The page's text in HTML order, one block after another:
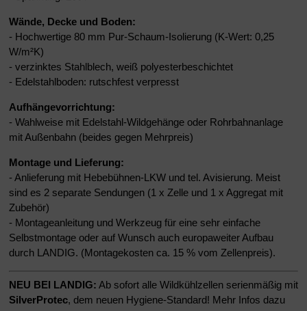
Wände, Decke und Boden:
- Hochwertige 80 mm Pur-Schaum-Isolierung (K-Wert: 0,25
W/m²K)
- verzinktes Stahlblech, weiß polyesterbeschichtet
- Edelstahlboden: rutschfest verpresst
Aufhängevorrichtung:
- Wahlweise mit Edelstahl-Wildgehänge oder Rohrbahnanlage
mit Außenbahn (beides gegen Mehrpreis)
Montage und Lieferung:
-Anlieferung mit Hebebühnen-LKW und tel. Avisierung. Meist
sind es 2 separate Sendungen (1 x Zelle und 1 x Aggregat mit
Zubehör)
- Montageanleitung und Werkzeug für eine sehr einfache
Selbstmontage oder auf Wunsch auch europaweiter Aufbau
durch LANDIG. (Montagekosten ca. 15 % vom Zellenpreis).
NEU BEI LANDIG: Ab sofort alle Wildkühlzellen serienmäßig mit
SilverProtec, dem neuen Hygiene-Standard! Mehr Infos dazu